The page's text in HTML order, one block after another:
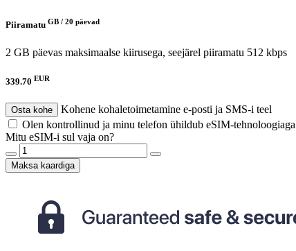
Piiramatu GB / 20 päevad
2 GB päevas maksimaalse kiirusega, seejärel piiramatu 512 kbps
339.70 EUR
Osta kohe
Kohene kohaletoimetamine e-posti ja SMS-i teel
Olen kontrollinud ja minu telefon ühildub eSIM-tehnoloogiaga
Mitu eSIM-i sul vaja on?
Maksa kaardiga